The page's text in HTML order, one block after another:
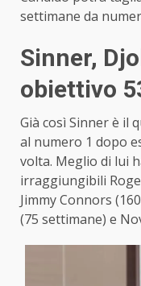
settimane da
Sinner,
obiettivo
Già così Sinner è il
al numero 1 dopo
volta. Meglio di lui
irraggiungibili
Jimmy Connors
(75 settimane) e